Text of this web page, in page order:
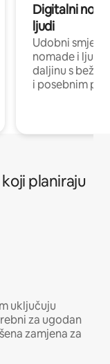
Digitalni
ljudi
Udobni
nomade i ljude
daljinu s
i posebnim
planiraju
uključuju
za ugodan
zamjena za